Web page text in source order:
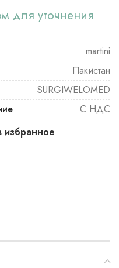
для уточнения
martini
Пакистан
SURGIWELOMED
С НДС
избранное